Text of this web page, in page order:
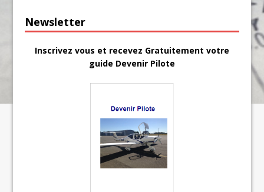
Newsletter
Inscrivez vous et recevez Gratuitement votre
guide Devenir Pilote